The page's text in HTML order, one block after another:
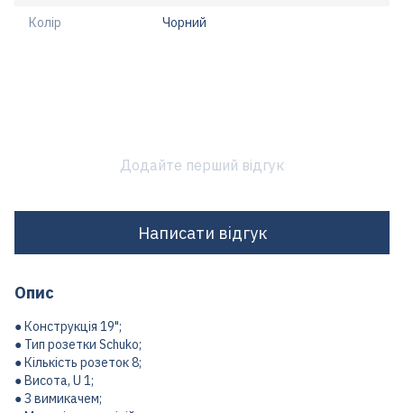
Колір Чорний
Додайте перший відгук
Написати відгук
Опис
● Конструкція 19";
● Тип розетки Schuko;
● Кількість розеток 8;
● Висота, U 1;
● З вимикачем;